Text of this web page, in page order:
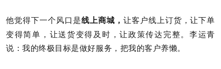
他觉得下一个风口是线上商城， 让客户线上订货，让下单
变得简单，让送货变得及时，让政策传达完整。李运青
说：我的终极目标是做好服务，把我的客户养懒。